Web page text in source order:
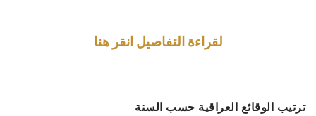
لقراءة التفاصيل انقر هنا
ترتيب الوقائع العراقية حسب السنة